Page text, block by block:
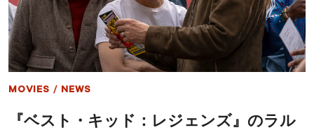
レ
ビ
ュ
ー：
懐
か
さ
開
MOVIES / NEWS
『ベスト・キッド：レジェンズ』のラル